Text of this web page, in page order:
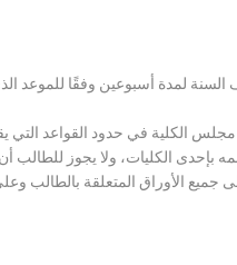
لمدة أسبوعين وفقًا للموعد
مجلس الكلية في حدود القواعد التي
بإحدى الكليات، ولا يجوز
جميع الأوراق المتعلقة بالطالب